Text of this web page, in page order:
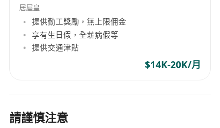
居屋皇
提供勤工獎勵，無上限佣金
享有生日假，全薪病假等
提供交通津貼
$14K-20K/月
請謹慎注意